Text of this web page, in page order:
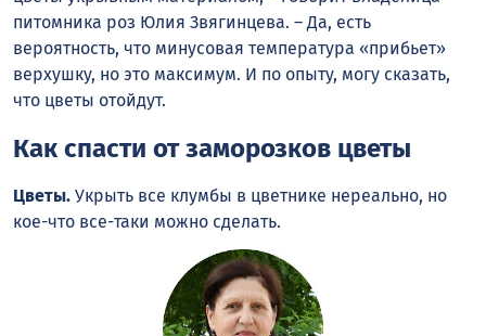
питомника роз Юлия Звягинцева. – Да, есть
вероятность, что минусовая температура «прибьет»
верхушку, но это максимум. И по опыту, могу сказать,
что цветы отойдут.
Как спасти от заморозков цветы
Цветы. Укрыть все клумбы в цветнике нереально, но
кое-что все-таки можно сделать.